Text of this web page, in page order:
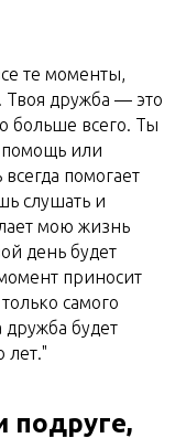
те моменты,
дружба — это
больше всего. Ты
помощь или
помогает
слушать и
мою жизнь
день будет
приносит
самого
будет
лет."
подруге,